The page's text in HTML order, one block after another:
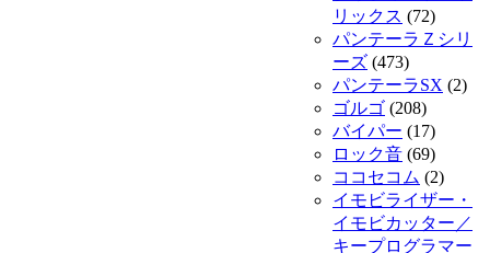
リックス (72)
パンテーラＺシリ
ーズ (473)
パンテーラSX (2)
ゴルゴ (208)
バイパー (17)
ロック音 (69)
ココセコム (2)
イモビライザー・
イモビカッター／
キープログラマー